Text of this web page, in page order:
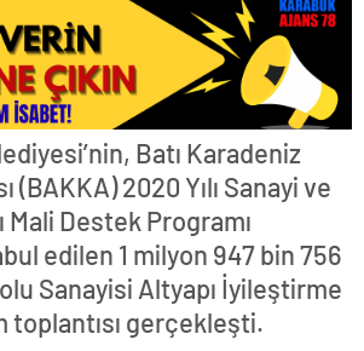
Batı Karadeniz
(BAKKA) 2020 Yılı Sanayi ve
Mali Destek Programı
edilen 1 milyon 947 bin 756
Sanayisi Altyapı İyileştirme
toplantısı gerçekleşti.